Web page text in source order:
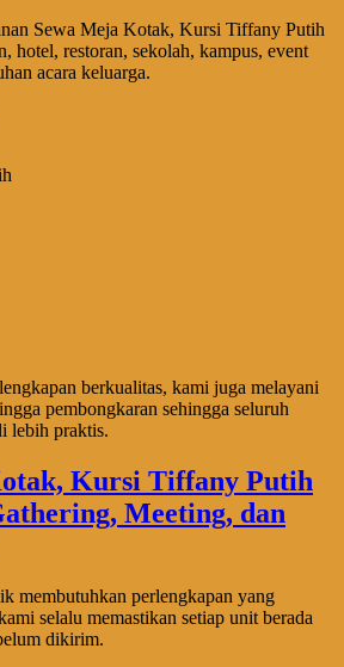
Sewa Meja Kotak, Kursi Tiffany Putih
hotel, restoran, sekolah, kampus, event
acara keluarga.
berkualitas, kami juga melayani
pembongkaran sehingga seluruh
lebih praktis.
membutuhkan perlengkapan yang
selalu memastikan setiap unit berada
dikirim.